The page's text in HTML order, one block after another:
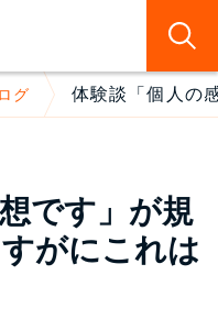
グ 体験談「個人の
です」が規
がにこれは